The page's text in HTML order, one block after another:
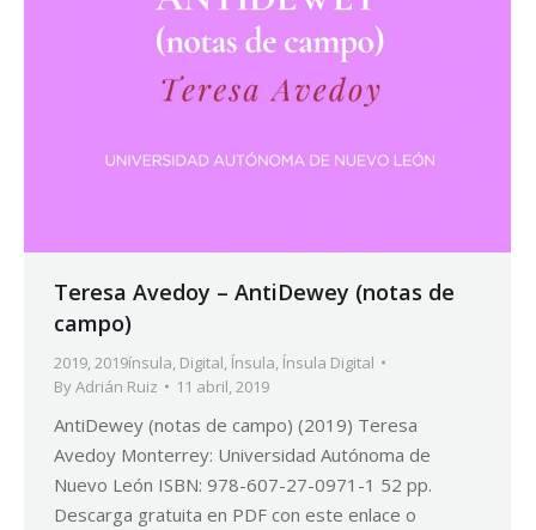
Teresa Avedoy – AntiDewey (notas de
campo)
2019,2019ínsula, Digital, Ínsula, Ínsula Digital
ByAdrián Ruiz 11 abril, 2019
AntiDewey (notas de campo) (2019) Teresa
Avedoy Monterrey: Universidad Autónoma de
Nuevo León ISBN: 978-607-27-0971-1 52 pp.
Descarga gratuita en PDF con este enlace o